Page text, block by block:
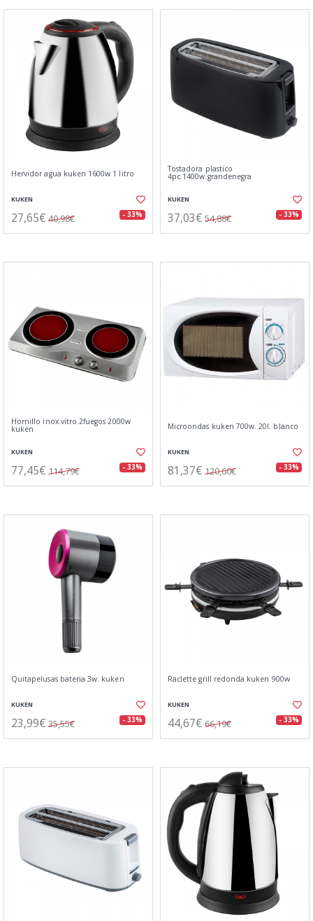
Hervidor agua kuken 1600w 1 litro
KUKEN
27,65€ 40,98€ - 33%
Tostadora plastico
4pc.1400w.grandenegra
KUKEN
37,03€ 54,88€ - 33%
Hornillo inox.vitro.2fuegos 2000w
kuken
KUKEN
77,45€ 114,79€ - 33%
Microondas kuken 700w. 20l. blanco
KUKEN
81,37€ 120,60€ - 33%
Quitapelusas bateria 3w. kuken
KUKEN
23,99€ 35,55€ - 33%
Raclette grill redonda kuken 900w
KUKEN
44,67€ 66,19€ - 33%